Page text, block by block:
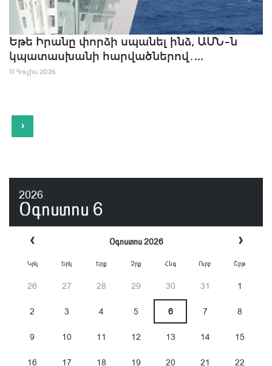
Եթե Իրանը փորձի սպանել ինձ, ԱՄՆ-ն
կպատասխանի հարվածներով․...
11 Հուլիս 2026
›
2026
Օգոստոս 6
‹ Օգոստոս 2026 ›
Կրկ Երկ Երք Չրք Հնգ Ուրբ Շբթ
26 27 28 29 30 31 1
2 3 4 5 6 7 8
9 10 11 12 13 14 15
16 17 18 19 20 21 22